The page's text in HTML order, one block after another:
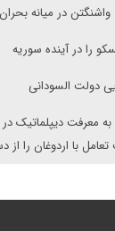
در میانه بحران
را در آینده سوریه
دولت السودانی
معرفت دیپلماتیک در
با اردوغان را از